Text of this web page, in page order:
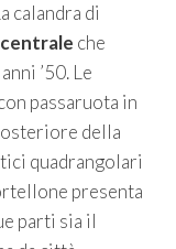
calandra di
centrale che
’50. Le
passaruota in
della
quadrangolari
presenta
parti sia il